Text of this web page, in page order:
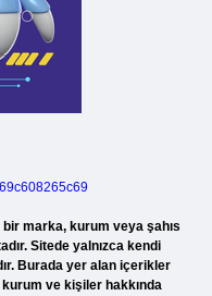
marka, kurum veya şahıs
Sitede yalnızca kendi
Burada yer alan içerikler
ve kişiler hakkında